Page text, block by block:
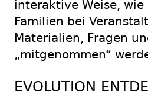
interaktive Weise, wie
Familien bei
Materialien, Fragen
„mitgenommen“
EVOLUTION